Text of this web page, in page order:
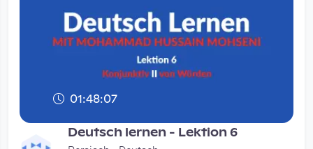
01:48:07
Deutsch lernen - Lektion 6